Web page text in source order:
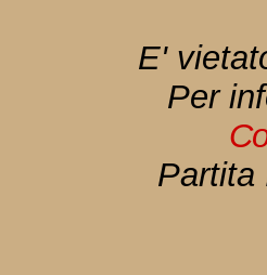
E'
Per
Partita